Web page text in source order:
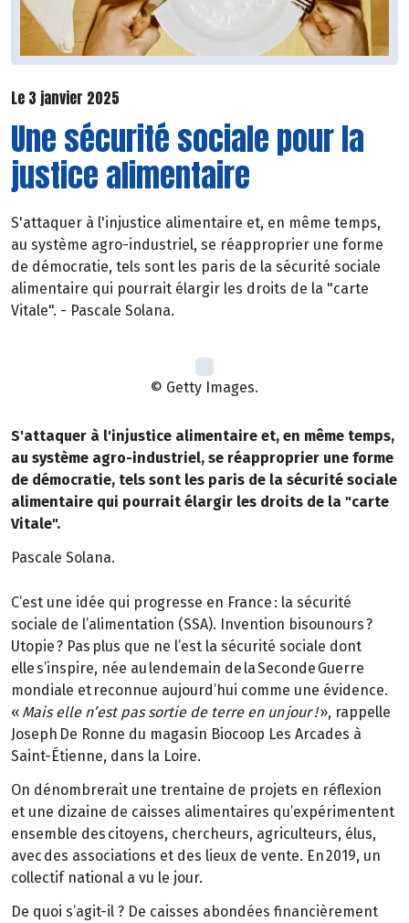
Le 3 janvier 2025
Une sécurité sociale pour la
justice alimentaire
S'attaquer à l'injustice alimentaire et, en même temps,
au système agro-industriel, se réapproprier une forme
de démocratie, tels sont les paris de la sécurité sociale
alimentaire qui pourrait élargir les droits de la "carte
Vitale". - Pascale Solana.
© Getty Images.
S'attaquer à l'injustice alimentaire et, en même temps,
au système agro-industriel, se réapproprier une forme
de démocratie, tels sont les paris de la sécurité sociale
alimentaire qui pourrait élargir les droits de la "carte
Vitale".
Pascale Solana.
C’est une idée qui progresse en France : la sécurité
sociale de l’alimentation (SSA). Invention bisounours ?
Utopie ? Pas plus que ne l’est la sécurité sociale dont
elle s’inspire, née au lendemain de la Seconde Guerre
mondiale et reconnue aujourd’hui comme une évidence.
« Mais elle n’est pas sortie de terre en un jour !», rappelle
Joseph De Ronne du magasin Biocoop Les Arcades à
Saint-Étienne, dans la Loire.
On dénombrerait une trentaine de projets en réflexion
et une dizaine de caisses alimentaires qu’expérimentent
ensemble des citoyens, chercheurs, agriculteurs, élus,
avec des associations et des lieux de vente. En 2019, un
collectif national a vu le jour.
De quoi s’agit-il ? De caisses abondées financièrement